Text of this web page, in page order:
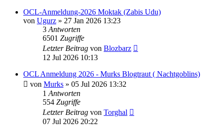
OCL-Anmeldung-2026 Moktak (Zabis Udu)
von Ugurz » 27 Jan 2026 13:23
3 Antworten
6501 Zugriffe
Letzter Beitrag von Blozbarz
12 Jul 2026 10:13
OCL Anmeldung 2026 - Murks Blogtraut ( Nachtgoblins)
von Murks » 05 Jul 2026 13:32
1 Antworten
554 Zugriffe
Letzter Beitrag von Torghal
07 Jul 2026 20:22